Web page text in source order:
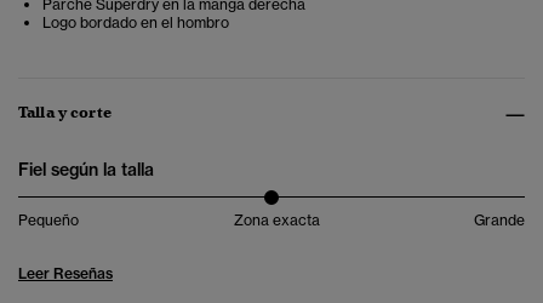
Parche Superdry en la manga derecha
Logo bordado en el hombro
Talla y corte
Fiel según la talla
Pequeño Zona exacta Grande
Leer Reseñas